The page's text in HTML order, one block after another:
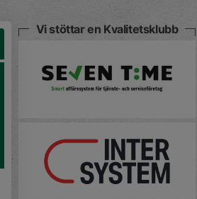
Vi stöttar en Kvalitetsklubb